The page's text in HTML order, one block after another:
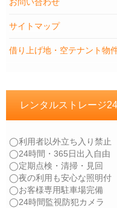
お問い合わせ
サイトマップ
借り上げ地・空テナント物
レンタルストレージ
◯利用者以外立ち入り禁止
◯24時間・365日出入自由
◯定期点検・清掃・見回
◯夜の利用も安心な照明付
◯お客様専用駐車場完備
◯24時間監視防犯カメラ